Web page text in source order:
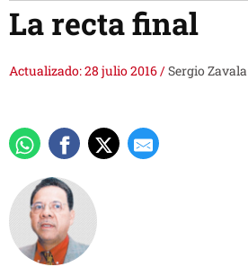
La recta final
Actualizado: 28 julio 2016/Sergio Zavala